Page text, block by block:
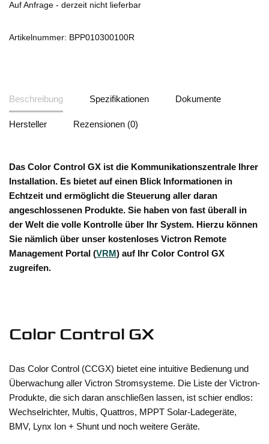
Auf Anfrage - derzeit nicht lieferbar
Artikelnummer: BPP010300100R
Beschreibung Spezifikationen Dokumente
Hersteller Rezensionen (0)
Das Color Control GX ist die Kommunikationszentrale Ihrer
Installation. Es bietet auf einen Blick Informationen in
Echtzeit und ermöglicht die Steuerung aller daran
angeschlossenen Produkte. Sie haben von fast überall in
der Welt die volle Kontrolle über Ihr System. Hierzu können
Sie nämlich über unser kostenloses Victron Remote
Management Portal (VRM) auf Ihr Color Control GX
zugreifen.
Color Control GX
Das Color Control (CCGX) bietet eine intuitive Bedienung und
Überwachung aller Victron Stromsysteme. Die Liste der Victron-
Produkte, die sich daran anschließen lassen, ist schier endlos:
Wechselrichter, Multis, Quattros, MPPT Solar-Ladegeräte,
BMV, Lynx Ion + Shunt und noch weitere Geräte.